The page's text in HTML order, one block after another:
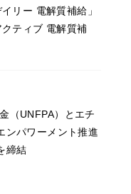
リー 電解質補給」
クティブ 電解質補
（UNFPA）とエチ
ンパワーメント推進
締結